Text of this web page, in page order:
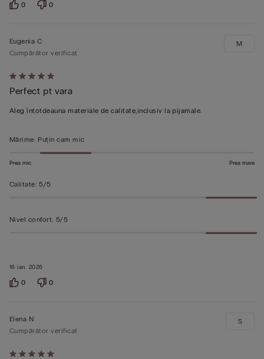
0 0
Evaluat
5
din
16 ian. 2026
Eugenia C
Cumpărător verificat
Perfect pt vara
Aleg întotdeauna materiale de calitate,inclusiv la pijamale.
M
Mărime: Puțin cam mic
Prea mic Prea mare
Calitate: 5/5
Nivel confort: 5/5
0 0
Evaluat
Elena N
Cumpărător verificat
S